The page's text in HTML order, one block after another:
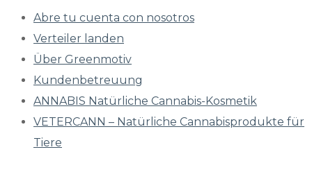
Abre tu cuenta con nosotros
Verteiler landen
Über Greenmotiv
Kundenbetreuung
ANNABIS Natürliche Cannabis-Kosmetik
VETERCANN – Natürliche Cannabisprodukte für
Tiere